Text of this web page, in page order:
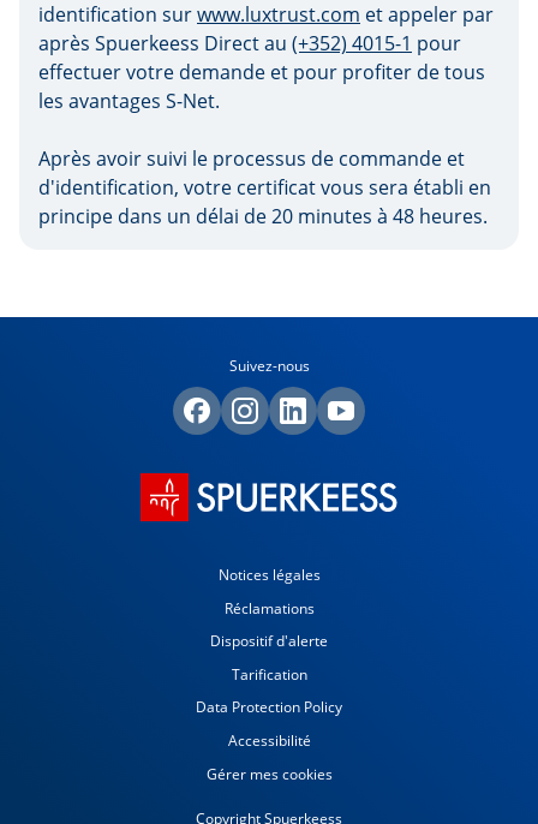
identification surwww.luxtrust.com et appeler par
après Spuerkeess Direct au (+352) 4015-1 pour
effectuer votre demande et pour profiter de tous
les avantages S-Net.
Après avoir suivi le processus de commande et
d'identification, votre certificat vous sera établi en
principe dans un délai de 20 minutes à 48 heures.
Suivez-nous
Notices légales
Réclamations
Dispositif d'alerte
Tarification
Data Protection Policy
Accessibilité
Gérer mes cookies
Copyright Spuerkeess